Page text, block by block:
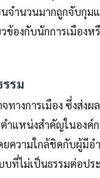
จำนวนมากถูกจับกุม
ข้องกับนักการเมือ
รม
างการเมือง ซึ่งส่ง
แหน่งสำคัญในองค์
ความใกล้ชิดกับผู้มีอ
บที่ไม่เป็นธรรมต่อป